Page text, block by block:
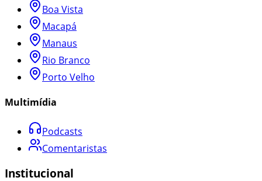
Boa Vista
Macapá
Manaus
Rio Branco
Porto Velho
Multimídia
Podcasts
Comentaristas
Institucional